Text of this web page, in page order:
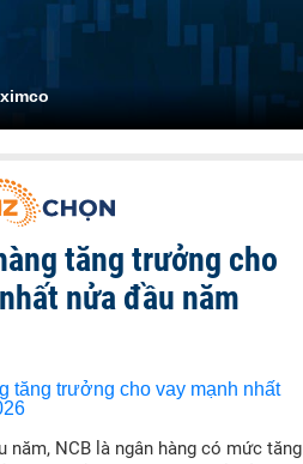
tăng trưởng cho
nửa đầu năm
năm, NCB là ngân hàng có mức tăng